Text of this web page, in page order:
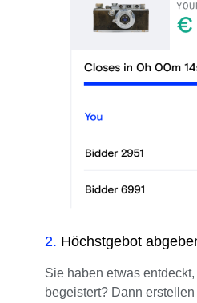
2. Höchstgebot
Sie haben etwas
begeistert? Dann